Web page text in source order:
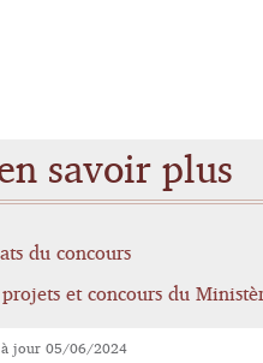
savoir plus
du concours
et concours du
jour05/06/2024